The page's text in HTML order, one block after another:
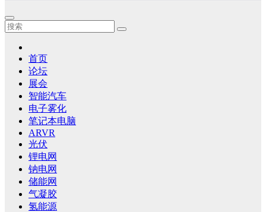
首页
论坛
展会
智能汽车
电子雾化
笔记本电脑
ARVR
光伏
锂电网
钠电网
储能网
气凝胶
氢能源